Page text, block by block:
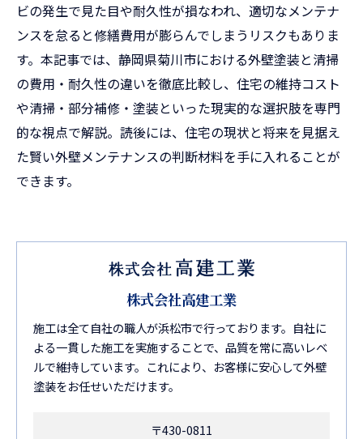
ビの発生で見た目や耐久性が損なわれ、適切なメンテナ
ンスを怠ると修繕費用が膨らんでしまうリスクもありま
す。本記事では、静岡県菊川市における外壁塗装と清掃
の費用・耐久性の違いを徹底比較し、住宅の維持コスト
や清掃・部分補修・塗装といった現実的な選択肢を専門
的な視点で解説。読後には、住宅の現状と将来を見据え
た賢い外壁メンテナンスの判断材料を手に入れることが
できます。
株式会社高建工業
施工は全て自社の職人が浜松市で行っております。自社に
よる一貫した施工を実施することで、品質を常に高いレベ
ルで維持しています。これにより、お客様に安心して外壁
塗装をお任せいただけます。
〒430-0811